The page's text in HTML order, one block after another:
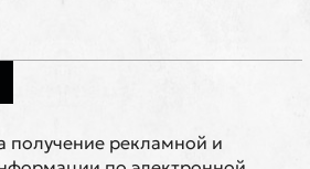
получение рекламной и